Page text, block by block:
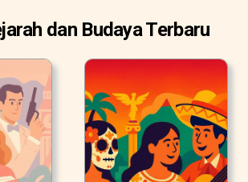
dan Budaya Terbaru